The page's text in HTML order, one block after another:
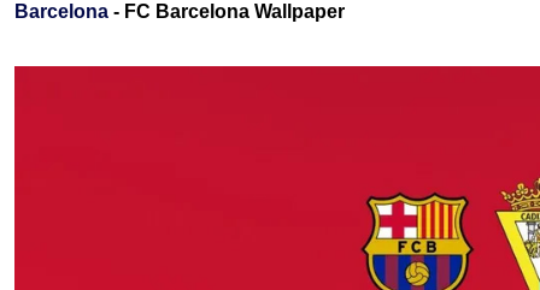
Barcelona - FC Barcelona Wallpaper